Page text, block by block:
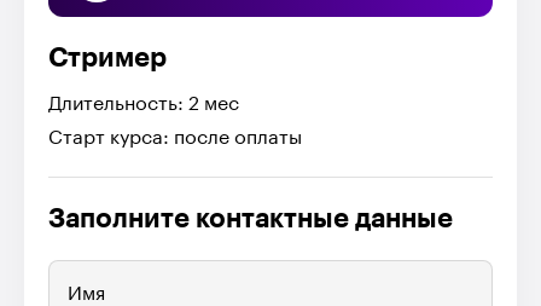
Стример
Длительность: 2 мес
Старт курса: после оплаты
Заполните контактные данные
Имя